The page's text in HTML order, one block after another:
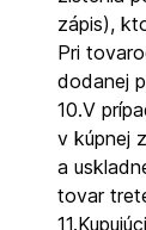
zápis),
Pri
dodanej
10.V
v kúpnej
a
tovar
11.